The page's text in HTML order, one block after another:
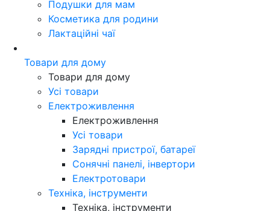
Подушки для мам
Косметика для родини
Лактаційні чаї
Товари для дому
Товари для дому
Усі товари
Електроживлення
Електроживлення
Усі товари
Зарядні пристрої, батареї
Сонячні панелі, інвертори
Електротовари
Техніка, інструменти
Техніка, інструменти